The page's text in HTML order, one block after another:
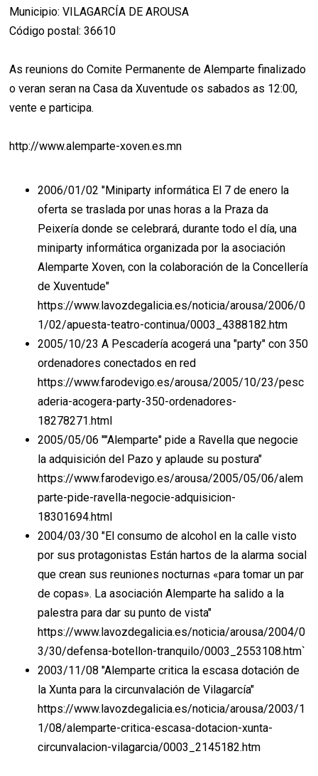
Municipio: VILAGARCÍA DE AROUSA
Código postal: 36610
As reunions do Comite Permanente de Alemparte finalizado
o veran seran na Casa da Xuventude os sabados as 12:00,
vente e participa.
http://www.alemparte-xoven.es.mn
2006/01/02 "Miniparty informática El 7 de enero la
oferta se traslada por unas horas a la Praza da
Peixería donde se celebrará, durante todo el día, una
miniparty informática organizada por la asociación
Alemparte Xoven, con la colaboración de la Concellería
de Xuventude"
https://www.lavozdegalicia.es/noticia/arousa/2006/0
1/02/apuesta-teatro-continua/0003_4388182.htm
2005/10/23 A Pescadería acogerá una "party" con 350
ordenadores conectados en red
https://www.farodevigo.es/arousa/2005/10/23/pesc
aderia-acogera-party-350-ordenadores-
18278271.html
2005/05/06 ""Alemparte" pide a Ravella que negocie
la adquisición del Pazo y aplaude su postura"
https://www.farodevigo.es/arousa/2005/05/06/alem
parte-pide-ravella-negocie-adquisicion-
18301694.html
2004/03/30 "El consumo de alcohol en la calle visto
por sus protagonistas Están hartos de la alarma social
que crean sus reuniones nocturnas «para tomar un par
de copas». La asociación Alemparte ha salido a la
palestra para dar su punto de vista"
https://www.lavozdegalicia.es/noticia/arousa/2004/0
3/30/defensa-botellon-tranquilo/0003_2553108.htm`
2003/11/08 "Alemparte critica la escasa dotación de
la Xunta para la circunvalación de Vilagarcía"
https://www.lavozdegalicia.es/noticia/arousa/2003/1
1/08/alemparte-critica-escasa-dotacion-xunta-
circunvalacion-vilagarcia/0003_2145182.htm